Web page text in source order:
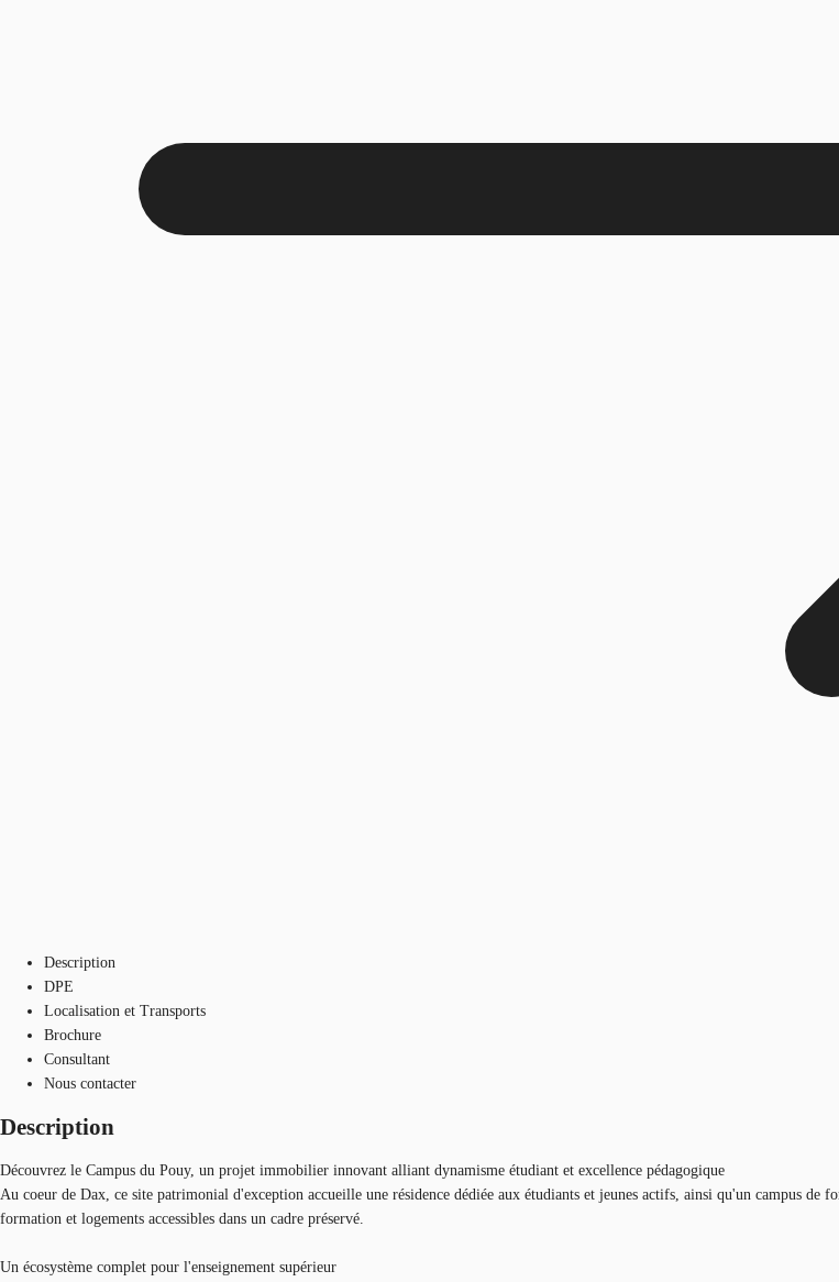
Description
DPE
Localisation et Transports
Brochure
Consultant
Nous contacter
Description
Découvrez le Campus du Pouy, un projet immobilier innovant alliant dynamisme étudiant et excellence pédagogique
Au coeur de Dax, ce site patrimonial d'exception accueille une résidence dédiée aux étudiants et jeunes actifs, ainsi qu'un campus
formation et logements accessibles dans un cadre préservé.
Un écosystème complet pour l'enseignement supérieur